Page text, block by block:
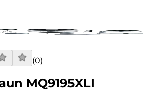
(0)
MQ9195XLI